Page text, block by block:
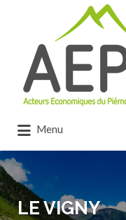
Menu
LE VIGNY